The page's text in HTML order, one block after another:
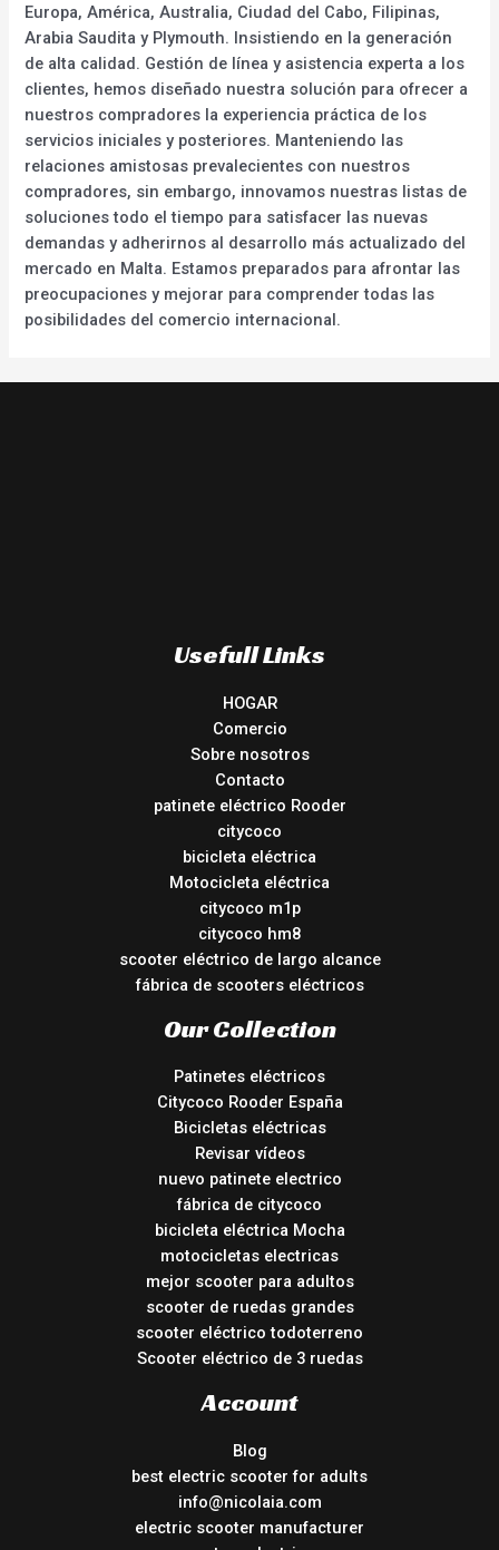
Europa, América, Australia, Ciudad del Cabo, Filipinas,
Arabia Saudita y Plymouth. Insistiendo en la generación
de alta calidad. Gestión de línea y asistencia experta a los
clientes, hemos diseñado nuestra solución para ofrecer a
nuestros compradores la experiencia práctica de los
servicios iniciales y posteriores. Manteniendo las
relaciones amistosas prevalecientes con nuestros
compradores, sin embargo, innovamos nuestras listas de
soluciones todo el tiempo para satisfacer las nuevas
demandas y adherirnos al desarrollo más actualizado del
mercado en Malta. Estamos preparados para afrontar las
preocupaciones y mejorar para comprender todas las
posibilidades del comercio internacional.
Usefull Links
HOGAR
Comercio
Sobre nosotros
Contacto
patinete eléctrico Rooder
citycoco
bicicleta eléctrica
Motocicleta eléctrica
citycoco m1p
citycoco hm8
scooter eléctrico de largo alcance
fábrica de scooters eléctricos
Our Collection
Patinetes eléctricos
Citycoco Rooder España
Bicicletas eléctricas
Revisar vídeos
nuevo patinete electrico
fábrica de citycoco
bicicleta eléctrica Mocha
motocicletas electricas
mejor scooter para adultos
scooter de ruedas grandes
scooter eléctrico todoterreno
Scooter eléctrico de 3 ruedas
Account
Blog
best electric scooter for adults
info@nicolaia.com
electric scooter manufacturer